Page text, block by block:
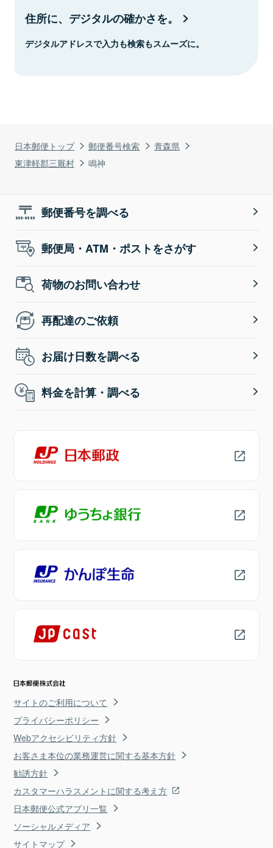
日本郵便トップ 郵便番号検索
青森県
東津軽郡三厩村
鳴神
住所に、デジタルの確かさを。
デジタルアドレスで入力も検索もスムーズに。
郵便番号を調べる
郵便局・ATM・ポストをさがす
荷物のお問い合わせ
再配達のご依頼
お届け日数を調べる
料金を計算・調べる
サイトのご利用について
プライバシーポリシー
Webアクセシビリティ方針
お客さま本位の業務運営に関する基本方針
勧誘方針
カスタマーハラスメントに関する考え方
日本郵便公式アプリ一覧
ソーシャルメディア
サイトマップ